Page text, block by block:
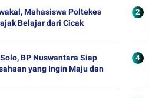
Mahasiswa Poltekes
Belajar dari Cicak
BP Nuswantara Siap
yang Ingin Maju dan